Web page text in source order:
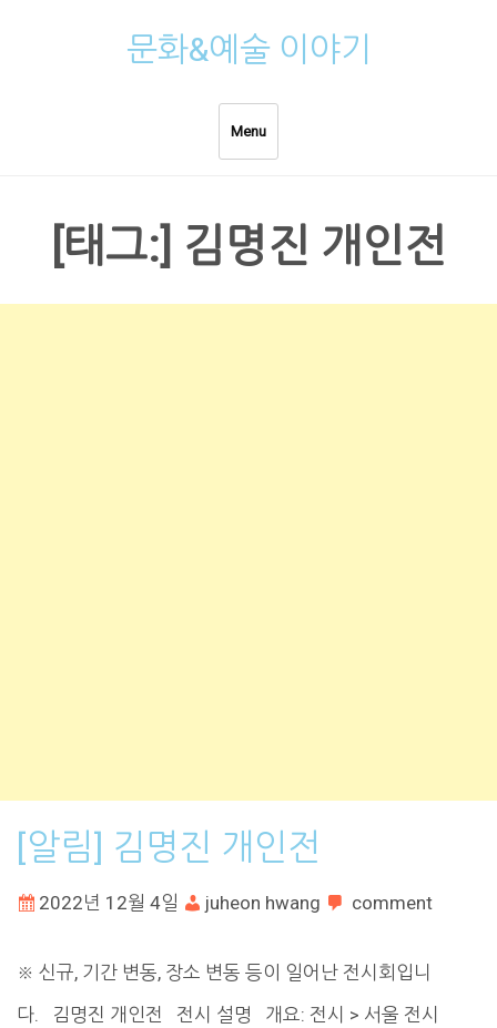
문화&예술 이야기
Menu
[태그:] 김명진 개인전
[알림] 김명진 개인전
2022년 12월 4일 juheon hwang comment
※ 신규, 기간 변동, 장소 변동 등이 일어난 전시회입니
다. 김명진 개인전 전시 설명 개요: 전시 > 서울 전시